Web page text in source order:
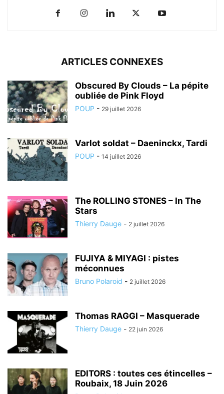
ARTICLES CONNEXES
Obscured By Clouds – La pépite
oubliée de Pink Floyd
POUP - 29 juillet 2026
Varlot soldat – Daeninckx, Tardi
POUP - 14 juillet 2026
The ROLLING STONES – In The
Stars
Thierry Dauge - 2 juillet 2026
FUJIYA & MIYAGI : pistes
méconnues
Bruno Polaroid - 2 juillet 2026
Thomas RAGGI – Masquerade
Thierry Dauge - 22 juin 2026
EDITORS : toutes ces étincelles –
Roubaix, 18 Juin 2026